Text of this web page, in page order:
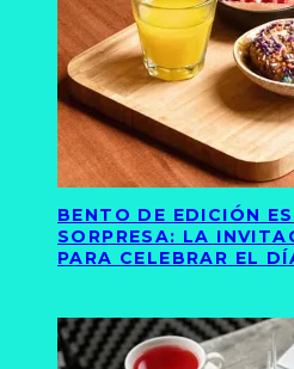
BENTO DE EDICIÓN
SORPRESA: LA
PARA CELEBRAR EL